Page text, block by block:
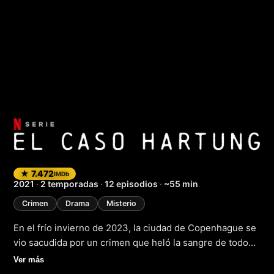
El caso Hartung
★ 7.472IMDb
2021 · 2 temporadas · 12 episodios · ~55 min
Crimen Drama Misterio
En el frío invierno de 2023, la ciudad de Copenhague se
vio sacudida por un crimen que heló la sangre de todos
sus habitantes. En un parque infantil, un lugar donde la
Ver más